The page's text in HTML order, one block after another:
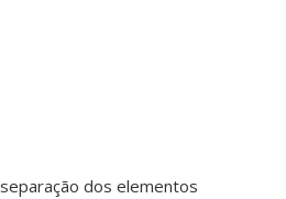
dos elementos